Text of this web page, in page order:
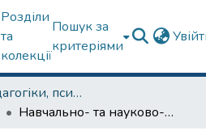
Розділи
та
колекції
Пошук за
критеріями
Кафедра педагогіки, психології, початкової освіти та освітнього менеджменту
Навчально- та науково-дослідна робота здобувачів вищої освіти